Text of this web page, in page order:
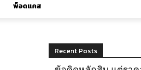
พ็อดแคส
Recent Posts